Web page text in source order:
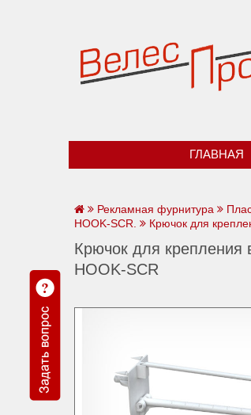
ГЛАВНАЯ
Рекламная фурнитура
HOOK-SCR.
Крючок для
Крючок для крепления
HOOK-SCR